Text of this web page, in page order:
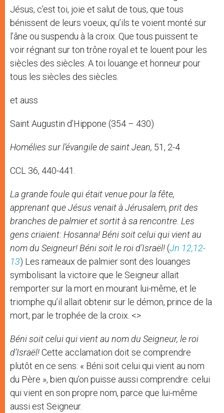
Jésus, c’est toi, joie et salut de tous, que tous
bénissent de leurs voeux, qu’ils te voient monté sur
l’âne ou suspendu à la croix. Que tous puissent te
voir régnant sur ton trône royal et te louent pour les
siècles des siècles. A toi louange et honneur pour
tous les siècles des siècles.
et auss
Saint Augustin d’Hippone (354 – 430)
Homélies sur l’évangile de saint Jean, 51, 2-4
CCL 36, 440-441.
La grande foule qui était venue pour la fête,
apprenant que Jésus venait à Jérusalem, prit des
branches de palmier et sortit à sa rencontre. Les
gens criaient: Hosanna! Béni soit celui qui vient au
nom du Seigneur! Béni soit le roi d’Israël! (Jn 12,12-
13) Les rameaux de palmier sont des louanges
symbolisant la victoire que le Seigneur allait
remporter sur la mort en mourant lui-même, et le
triomphe qu’il allait obtenir sur le démon, prince de la
mort, par le trophée de la croix. <>
Béni soit celui qui vient au nom du Seigneur, le roi
d’Israël!Cette acclamation doit se comprendre
plutôt en ce sens: « Béni soit celui qui vient au nom
du Père », bien qu’on puisse aussi comprendre: celui
qui vient en son propre nom, parce que lui-même
aussi est Seigneur.